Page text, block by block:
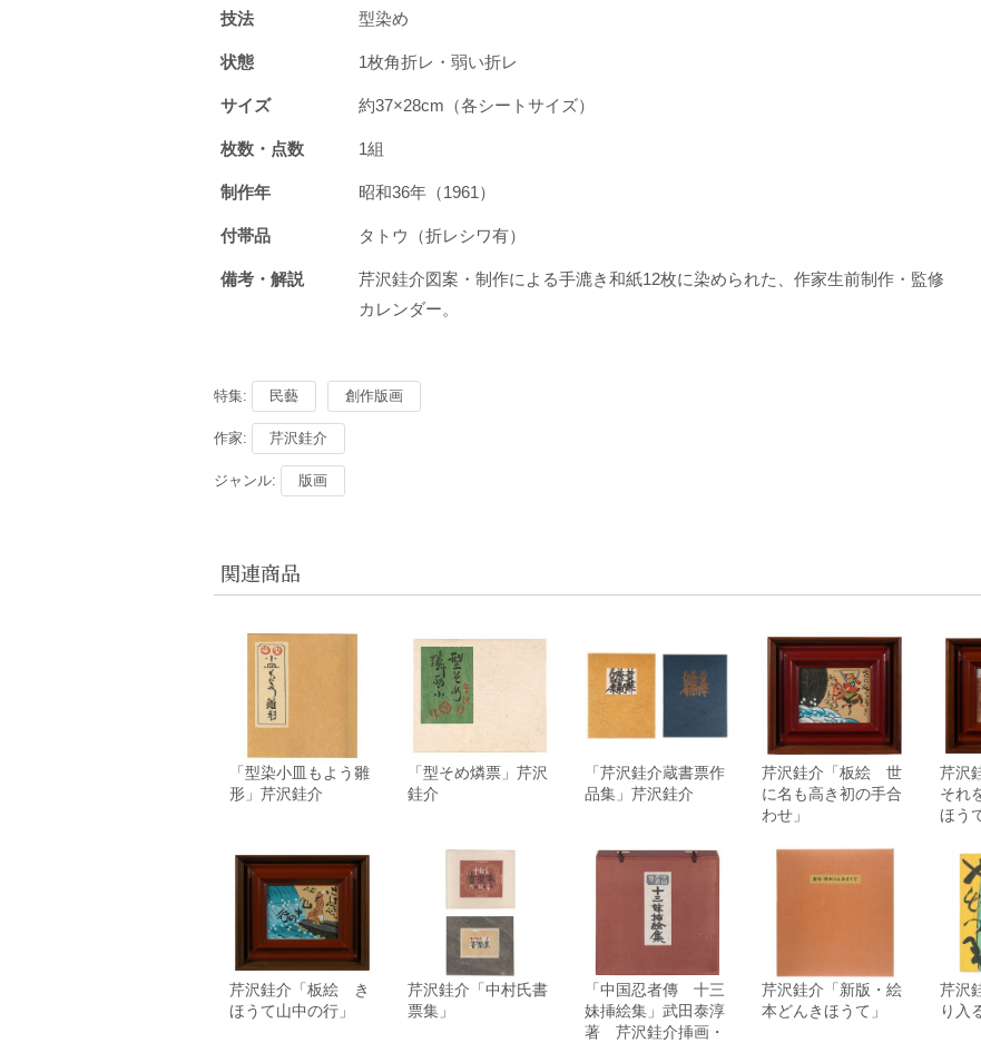
技法 型染め
状態 1枚角折レ・弱い折レ
サイズ 約37×28cm（各シートサイズ）
枚数・点数 1組
制作年 昭和36年（1961）
付帯品 タトウ（折レシワ有）
備考・解説
芹沢銈介図案・制作による手漉き和紙12枚に染められた、作家生前制作・監修
カレンダー。
特集: 民藝 創作版画
作家: 芹沢銈介
ジャンル: 版画
関連商品
「型染小皿もよう雛
形」芹沢銈介
「型そめ燐票」芹沢
銈介
「芹沢銈介蔵書票作
品集」芹沢銈介
芹沢銈介「板絵 世
に名も高き初の手合
わせ」
芹沢
それ
ほう
芹沢銈介「板絵 き
ほうて山中の行」
芹沢銈介「中村氏書
票集」
「中国忍者傳 十三
妹挿絵集」武田泰淳
著 芹沢銈介挿画・
芹沢銈介「新版・絵
本どんきほうて」
芹沢
り入